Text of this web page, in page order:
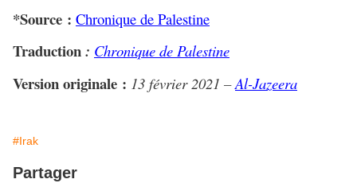
*Source : Chronique de Palestine
Traduction: Chronique de Palestine
Version originale : 13 février 2021 –Al-Jazeera
#Irak
Partager